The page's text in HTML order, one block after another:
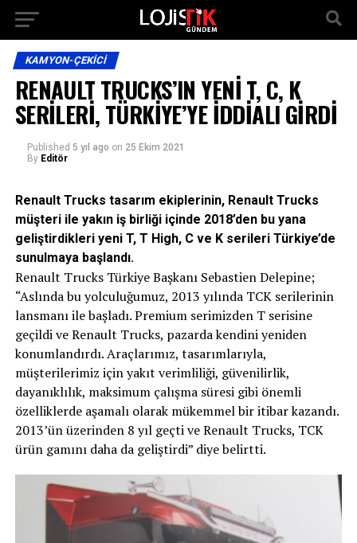
KAMYON-ÇEKICI
RENAULT TRUCKS’IN YENİ T, C, K
SERİLERİ, TÜRKİYE’YE İDDİALI GİRDİ
Published 5 yıl ago on 25 Ekim 2021
By Editör
Renault Trucks tasarım ekiplerinin, Renault Trucks
müşteri ile yakın iş birliği içinde 2018’den bu yana
geliştirdikleri yeni T, T High, C ve K serileri Türkiye’de
sunulmaya başlandı.
Renault Trucks Türkiye Başkanı Sebastien Delepine;
“Aslında bu yolculuğumuz, 2013 yılında TCK serilerinin
lansmanı ile başladı. Premium serimizden T serisine
geçildi ve Renault Trucks, pazarda kendini yeniden
konumlandırdı. Araçlarımız, tasarımlarıyla,
müşterilerimiz için yakıt verimliliği, güvenilirlik,
dayanıklılık, maksimum çalışma süresi gibi önemli
özelliklerde aşamalı olarak mükemmel bir itibar kazandı.
2013’ün üzerinden 8 yıl geçti ve Renault Trucks, TCK
ürün gamını daha da geliştirdi” diye belirtti.